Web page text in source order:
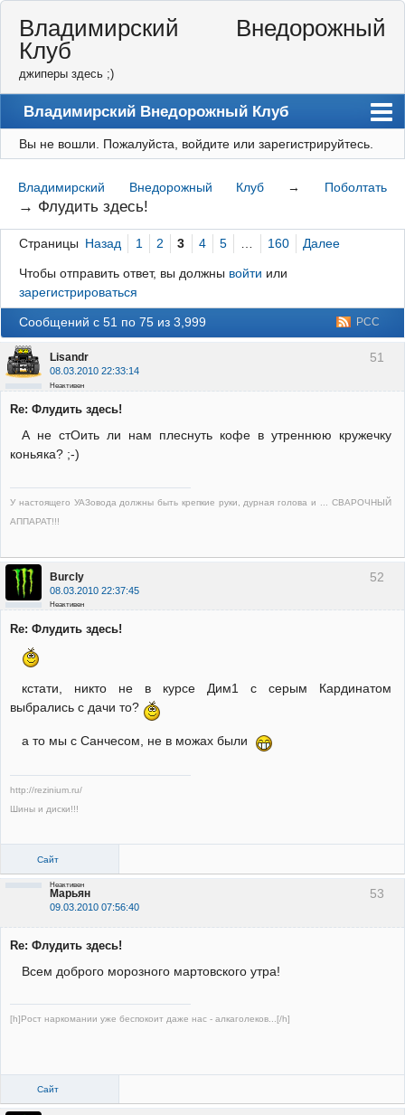
Владимирский Внедорожный
Клуб
джиперы здесь ;)
Владимирский Внедорожный Клуб
Форум
Правила
Регистрация
Вход
Вы не вошли. Пожалуйста, войдите или зарегистрируйтесь.
Владимирский Внедорожный Клуб → Поболтать
→ Флудить здесь!
Страницы Назад 1 2 3 4 5 … 160 Далее
Чтобы отправить ответ, вы должны войти или
зарегистрироваться
РСС
Сообщений с 51 по 75 из 3,999
51
Lisandr
08.03.2010 22:33:14
Неактивен
Re: Флудить здесь!
А не стОить ли нам плеснуть кофе в утреннюю кружечку
коньяка? ;-)
У настоящего УАЗовода должны быть крепкие руки, дурная голова и ... СВАРОЧНЫЙ
АППАРАТ!!!
52
Burcly
08.03.2010 22:37:45
Неактивен
Re: Флудить здесь!
кстати, никто не в курсе Дим1 с серым Кардинатом
выбрались с дачи то?
а то мы с Санчесом, не в можах были
http://rezinium.ru/
Шины и диски!!!
Сайт
53
Марьян
09.03.2010 07:56:40
Неактивен
Re: Флудить здесь!
Всем доброго морозного мартовского утра!
[h]Рост наркомании уже беспокоит даже нас - алкаголеков...[/h]
Сайт